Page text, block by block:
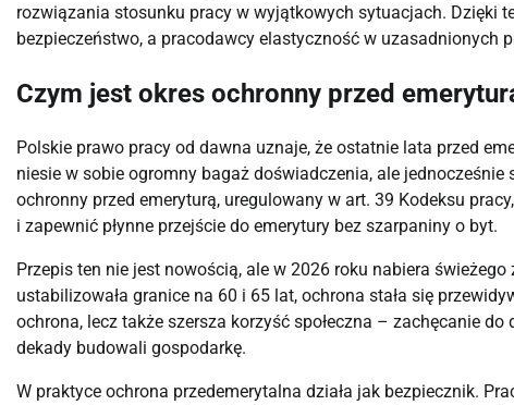
rozwiązania stosunku pracy w wyjątkowych sytuacjach. Dzięki
bezpieczeństwo, a pracodawcy elastyczność w uzasadnionych
Czym jest okres ochronny przed
Polskie prawo pracy od dawna uznaje, że ostatnie lata przed
niesie w sobie ogromny bagaż doświadczenia, ale
ochronny przed emeryturą, uregulowany w art. 39 Kodeksu
i zapewnić płynne przejście do emerytury bez szarpaniny o byt.
Przepis ten nie jest nowością, ale w 2026 roku nabiera
ustabilizowała granice na 60 i 65 lat, ochrona stała się
ochrona, lecz także szersza korzyść społeczna – zachęcanie
dekady budowali gospodarkę.
W praktyce ochrona przedemerytalna działa jak bezpiecznik.